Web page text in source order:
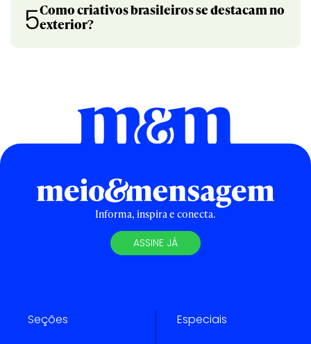
5Como criativos brasileiros se destacam no
exterior?
Informa, inspira e conecta.
ASSINE JÁ
Seções Especiais